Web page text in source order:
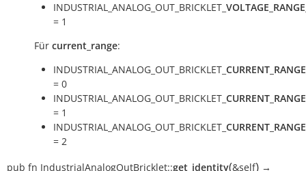
INDUSTRIAL_ANALOG_OUT_BRICKLET_ VOLTAGE_RANGE
= 1
Für current_range:
INDUSTRIAL_ANALOG_OUT_BRICKLET_ CURRENT_RANGE
= 0
INDUSTRIAL_ANALOG_OUT_BRICKLET_ CURRENT_RANGE
= 1
INDUSTRIAL_ANALOG_OUT_BRICKLET_ CURRENT_RANGE
= 2
pub fn IndustrialAnalogOutBricklet::get_identity(&self) →